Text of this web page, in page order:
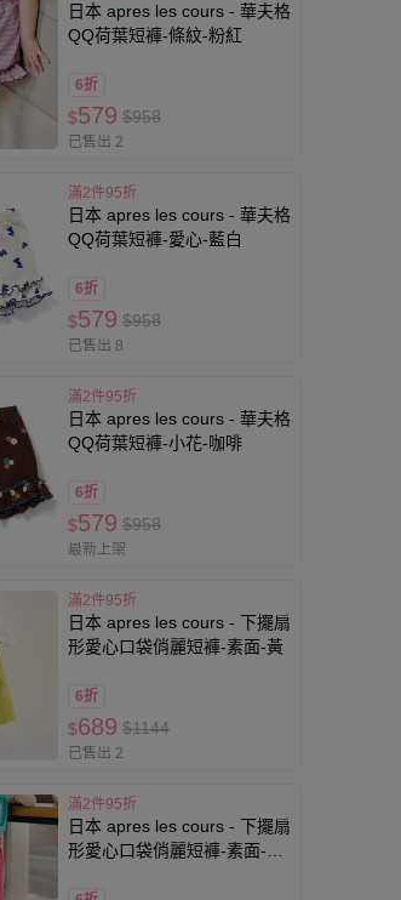
日本 apres les cours - 華夫格
QQ荷葉短褲-條紋-粉紅
6折
$579 $958
已售出 2
滿2件95折
日本 apres les cours - 華夫格
QQ荷葉短褲-愛心-藍白
6折
$579 $958
已售出 8
滿2件95折
日本 apres les cours - 華夫格
QQ荷葉短褲-小花-咖啡
6折
$579 $958
最新上架
滿2件95折
日本 apres les cours - 下擺扇
形愛心口袋俏麗短褲-素面-黃
6折
$689 $1144
已售出 2
滿2件95折
日本 apres les cours - 下擺扇
形愛心口袋俏麗短褲-素面-桃